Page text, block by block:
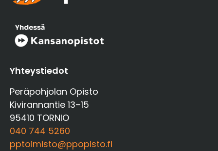
Yhteystiedot
Peräpohjolan Opisto
Kivirannantie 13–15
95410 TORNIO
040 744 5260
pptoimisto@ppopisto.fi